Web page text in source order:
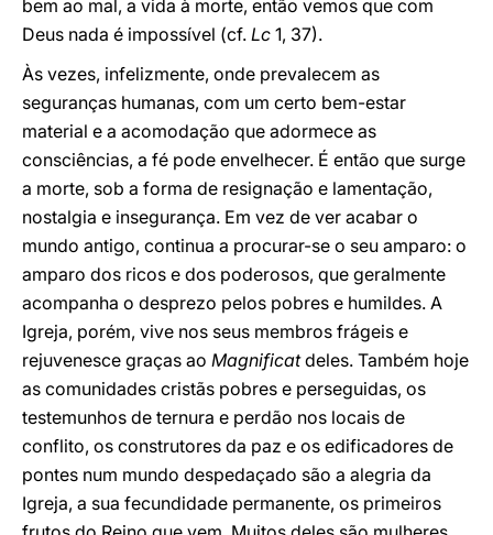
bem ao mal, a vida à morte, então vemos que com
Deus nada é impossível (cf. Lc 1, 37).
Às vezes, infelizmente, onde prevalecem as
seguranças humanas, com um certo bem-estar
material e a acomodação que adormece as
consciências, a fé pode envelhecer. É então que surge
a morte, sob a forma de resignação e lamentação,
nostalgia e insegurança. Em vez de ver acabar o
mundo antigo, continua a procurar-se o seu amparo: o
amparo dos ricos e dos poderosos, que geralmente
acompanha o desprezo pelos pobres e humildes. A
Igreja, porém, vive nos seus membros frágeis e
rejuvenesce graças ao Magnificatdeles. Também hoje
as comunidades cristãs pobres e perseguidas, os
testemunhos de ternura e perdão nos locais de
conflito, os construtores da paz e os edificadores de
pontes num mundo despedaçado são a alegria da
Igreja, a sua fecundidade permanente, os primeiros